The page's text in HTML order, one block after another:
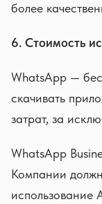
более
6. Стоимость
WhatsApp —
скачивать
затрат, за
WhatsApp
Компании
использование